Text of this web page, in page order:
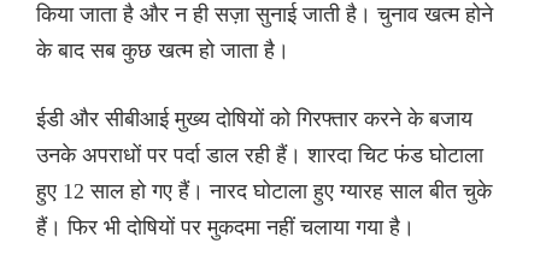
किया जाता है और न ही सज़ा सुनाई जाती है। चुनाव खत्म होने
के बाद सब कुछ खत्म हो जाता है।
ईडी और सीबीआई मुख्य दोषियों को गिरफ्तार करने के बजाय
उनके अपराधों पर पर्दा डाल रही हैं। शारदा चिट फंड घोटाला
हुए 12 साल हो गए हैं। नारद घोटाला हुए ग्यारह साल बीत चुके
हैं। फिर भी दोषियों पर मुकदमा नहीं चलाया गया है।